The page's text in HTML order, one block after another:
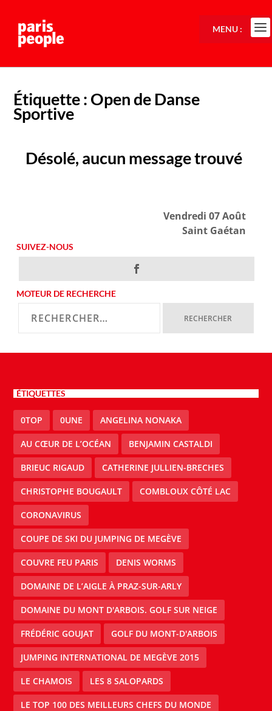
Étiquette : Open de Danse
Sportive
Désolé, aucun message trouvé
Vendredi 07 Août
Saint Gaétan
SUIVEZ-NOUS
MOTEUR DE RECHERCHE
ÉTIQUETTES
0TOP 0UNE ANGELINA NONAKA
AU CŒUR DE L’OCÉAN BENJAMIN CASTALDI
BRIEUC RIGAUD CATHERINE JULLIEN-BRECHES
CHRISTOPHE BOUGAULT COMBLOUX CÔTÉ LAC
CORONAVIRUS
COUPE DE SKI DU JUMPING DE MEGÈVE
COUVRE FEU PARIS DENIS WORMS
DOMAINE DE L’AIGLE À PRAZ-SUR-ARLY
DOMAINE DU MONT D'ARBOIS. GOLF SUR NEIGE
FRÉDÉRIC GOUJAT GOLF DU MONT-D'ARBOIS
JUMPING INTERNATIONAL DE MEGÈVE 2015
LE CHAMOIS LES 8 SALOPARDS
LE TOP 100 DES MEILLEURS CHEFS DU MONDE
MENU :